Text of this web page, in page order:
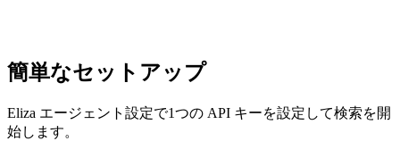
簡単なセットアップ
Eliza エージェント設定で1つの API キーを設定して検索を開
始します。